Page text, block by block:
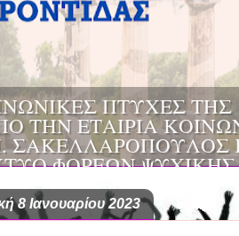
&
ΚΑΘΗΜΕΡΙΝΑ O
ΤΗΝ ΕΤΑΙΡΕΙΑ
8 Ιανουαρίου 2023